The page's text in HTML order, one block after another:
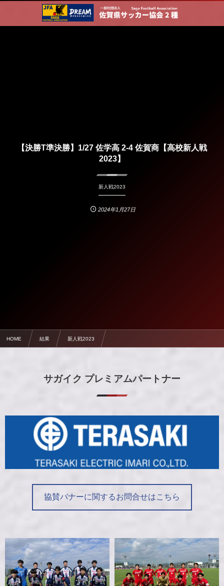
【決勝T準決勝】1/27 佐学高 2-4 佐賀商【高校新人戦
2023】
新人戦2023
2024年1月27日
HOME 結果 新人戦2023
サガイク プレミアムパートナー
協賛バナーに関するお問合せはこちら